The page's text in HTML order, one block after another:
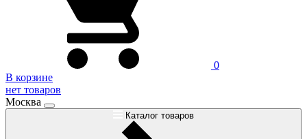
0
В корзине
нет товаров
Москва
Каталог товаров